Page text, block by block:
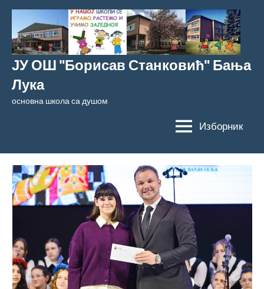
Скочи
садржај
ЈУ ОШ "Борисав Станковић" Бања
Лука
основна школа са душом
Изборник